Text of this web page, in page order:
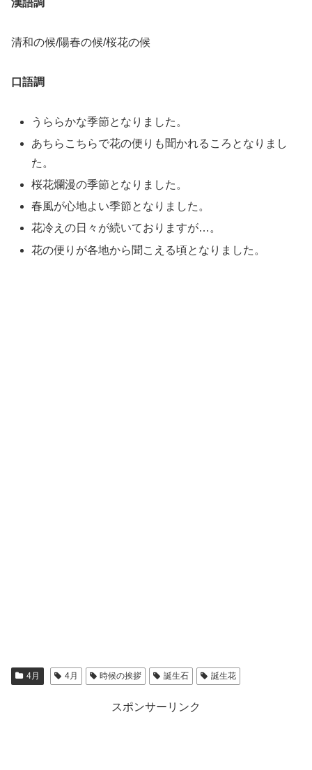
漢語調
清和の候/陽春の候/桜花の候
口語調
うららかな季節となりました。
あちらこちらで花の便りも聞かれるころとなりまし
た。
桜花爛漫の季節となりました。
春風が心地よい季節となりました。
花冷えの日々が続いておりますが…。
花の便りが各地から聞こえる頃となりました。
4月 4月 時候の挨拶 誕生石 誕生花
スポンサーリンク